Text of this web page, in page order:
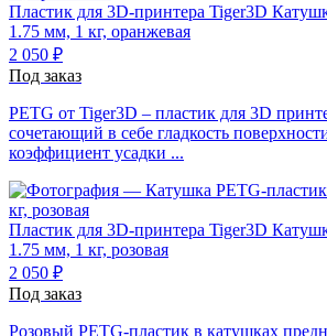
Пластик для 3D-принтера Tiger3D
1.75 мм, 1 кг, оранжевая
2 050 ₽
Под заказ
PETG от Tiger3D – пластик для 3D
сочетающий в себе гладкость
коэффициент усадки ...
Пластик для 3D-принтера Tiger3D
1.75 мм, 1 кг, розовая
2 050 ₽
Под заказ
Розовый PETG-пластик в катушках